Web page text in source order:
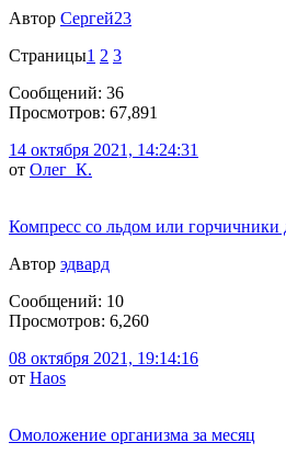
Автор Сергей23
Страницы1 2 3
Сообщений: 36
Просмотров: 67,891
14 октября 2021, 14:24:31
от Олег_К.
Компресс со льдом или
Автор эдвард
Сообщений: 10
Просмотров: 6,260
08 октября 2021, 19:14:16
от Haos
Омоложение организма за месяц